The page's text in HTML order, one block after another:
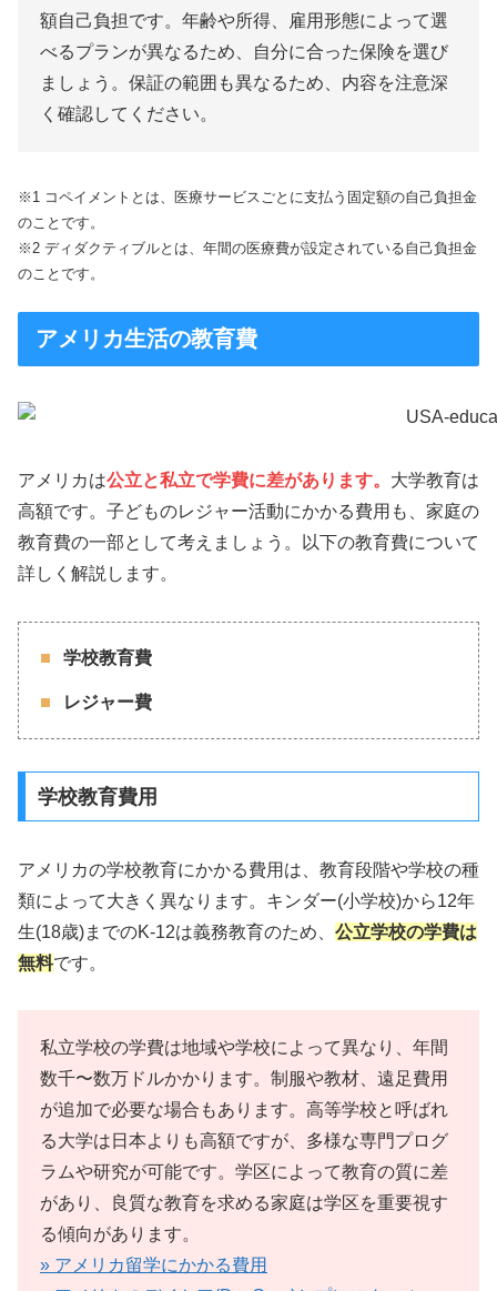
額自己負担です。年齢や所得、雇用形態によって選
べるプランが異なるため、自分に合った保険を選び
ましょう。保証の範囲も異なるため、内容を注意深
く確認してください。
※1 コペイメントとは、医療サービスごとに支払う固定額の自己負担金
のことです。
※2 ディダクティブルとは、年間の医療費が設定されている自己負担金
のことです。
アメリカ生活の教育費
アメリカは公立と私立で学費に差があります。 大学教育は
高額です。子どものレジャー活動にかかる費用も、家庭の
教育費の一部として考えましょう。以下の教育費について
詳しく解説します。
学校教育費
レジャー費
学校教育費用
アメリカの学校教育にかかる費用は、教育段階や学校の種
類によって大きく異なります。キンダー(小学校)から12年
生(18歳)までのK-12は義務教育のため、 公立学校の学費は
無料です。
私立学校の学費は地域や学校によって異なり、年間
数千〜数万ドルかかります。制服や教材、遠足費用
が追加で必要な場合もあります。高等学校と呼ばれ
る大学は日本よりも高額ですが、多様な専門プログ
ラムや研究が可能です。学区によって教育の質に差
があり、良質な教育を求める家庭は学区を重要視す
る傾向があります。
» アメリカ留学にかかる費用